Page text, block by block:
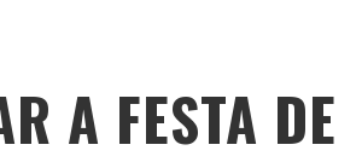
A FESTA DE